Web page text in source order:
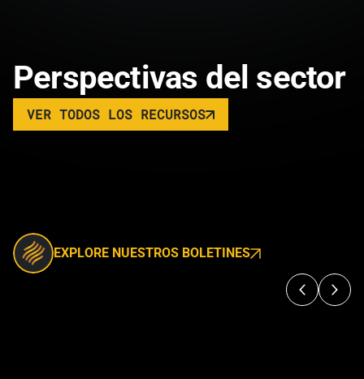
Perspectivas del sector
VER TODOS LOS RECURSOS
EXPLORE NUESTROS BOLETINES